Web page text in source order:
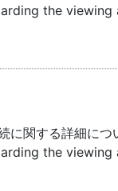
the viewing
に関する詳細につ
the viewing